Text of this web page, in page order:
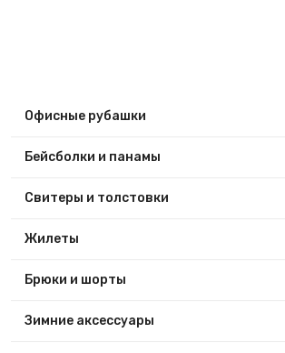
Офисные рубашки
Бейсболки и панамы
Свитеры и толстовки
Жилеты
Брюки и шорты
Зимние аксессуары